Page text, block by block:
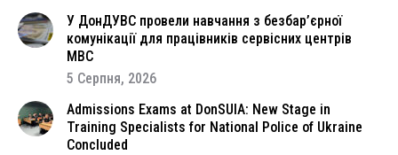
У ДонДУВС провели навчання з безбар’єрної
комунікації для працівників сервісних центрів
МВС
5 Серпня, 2026
Admissions Exams at DonSUIA: New Stage in
Training Specialists for National Police of Ukraine
Concluded